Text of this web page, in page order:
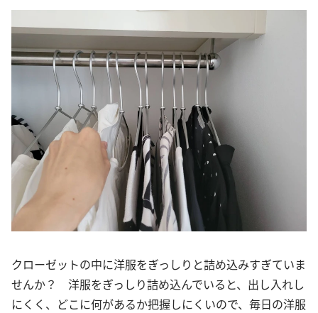
クローゼットの中に洋服をぎっしりと詰め込みすぎていま
せんか？ 洋服をぎっしり詰め込んでいると、出し入れし
にくく、どこに何があるか把握しにくいので、毎日の洋服